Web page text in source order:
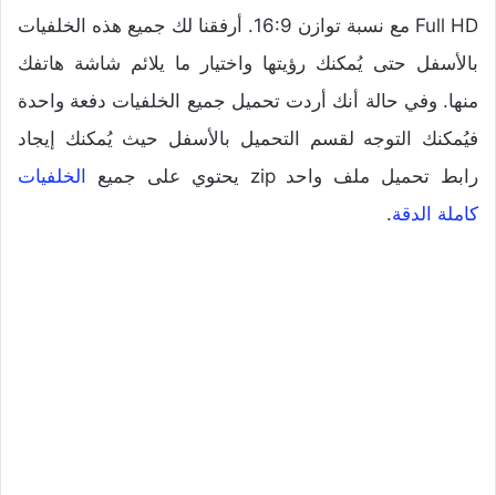
Full HD مع نسبة توازن 16:9. أرفقنا لك جميع هذه الخلفيات
بالأسفل حتى يُمكنك رؤيتها واختيار ما يلائم شاشة هاتفك
منها. وفي حالة أنك أردت تحميل جميع الخلفيات دفعة واحدة
فيُمكنك التوجه لقسم التحميل بالأسفل حيث يُمكنك إيجاد
رابط تحميل ملف واحد zip يحتوي على جميع
الخلفيات
كاملة الدقة.